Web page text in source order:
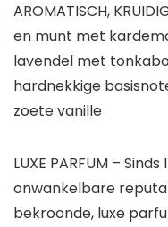
AROMATISCH,
en munt met
lavendel met
hardnekkige
zoete vanille
LUXE PARFUM –
onwankelbare
bekroonde, luxe